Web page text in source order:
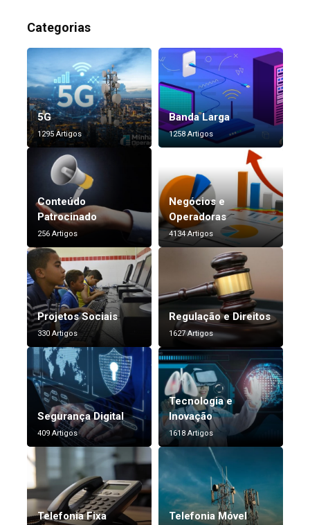
Categorias
5G
1295 Artigos
Banda Larga
1258 Artigos
Conteúdo
Patrocinado
256 Artigos
Negócios e
Operadoras
4134 Artigos
Projetos Sociais
330 Artigos
Regulação e Direitos
1627 Artigos
Segurança Digital
409 Artigos
Tecnologia e
Inovação
1618 Artigos
Telefonia Fixa Telefonia Móvel